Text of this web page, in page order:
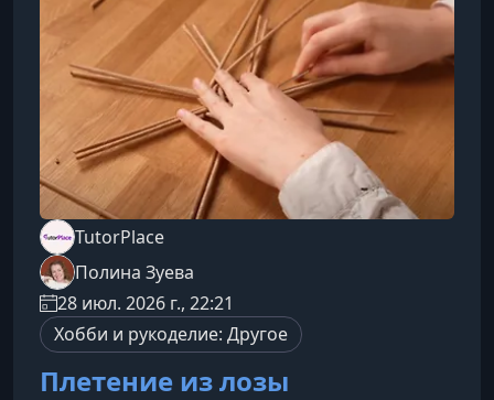
TutorPlace
Полина Зуева
28 июл. 2026 г., 22:21
Хобби и рукоделие: Другое
Плетение из лозы